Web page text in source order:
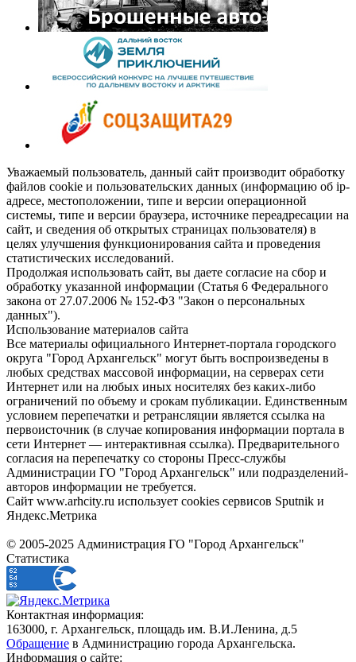
Уважаемый пользователь, данный сайт производит обработку
файлов cookie и пользовательских данных (информацию об ip-
адресе, местоположении, типе и версии операционной
системы, типе и версии браузера, источнике переадресации на
сайт, и сведения об открытых страницах пользователя) в
целях улучшения функционирования сайта и проведения
статистических исследований.
Продолжая использовать сайт, вы даете согласие на сбор и
обработку указанной информации (Статья 6 Федерального
закона от 27.07.2006 № 152-ФЗ "Закон о персональных
данных").
Использование материалов сайта
Все материалы официального Интернет-портала городского
округа "Город Архангельск" могут быть воспроизведены в
любых средствах массовой информации, на серверах сети
Интернет или на любых иных носителях без каких-либо
ограничений по объему и срокам публикации. Единственным
условием перепечатки и ретрансляции является ссылка на
первоисточник (в случае копирования информации портала в
сети Интернет — интерактивная ссылка). Предварительного
согласия на перепечатку со стороны Пресс-службы
Администрации ГО "Город Архангельск" или подразделений-
авторов информации не требуется.
Сайт www.arhcity.ru использует cookies сервисов Sputnik и
Яндекс.Метрика
© 2005-2025 Администрация ГО "Город Архангельск"
Статистика
Контактная информация:
163000, г. Архангельск, площадь им. В.И.Ленина, д.5
Обращение в Администрацию города Архангельска.
Информация о сайте: